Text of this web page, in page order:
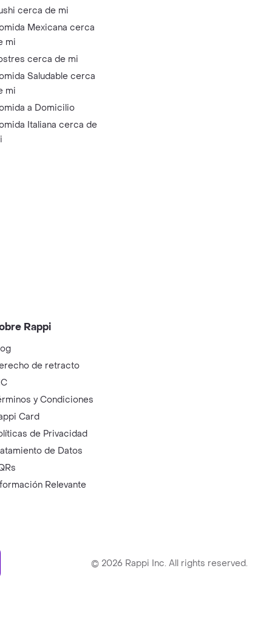
cerca de mi
Mexicana cerca
mi
cerca de mi
Saludable cerca
mi
a Domicilio
Italiana cerca de
Rappi
de retracto
y Condiciones
Card
de Privacidad
de Datos
Relevante
© 2026 Rappi Inc. All rights reserved.